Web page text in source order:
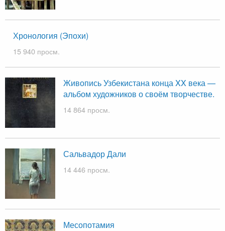
Хронология (Эпохи)
15 940 просм.
Живопись Узбекистана конца XX века —
альбом художников о своём творчестве.
14 864 просм.
Сальвадор Дали
14 446 просм.
Месопотамия